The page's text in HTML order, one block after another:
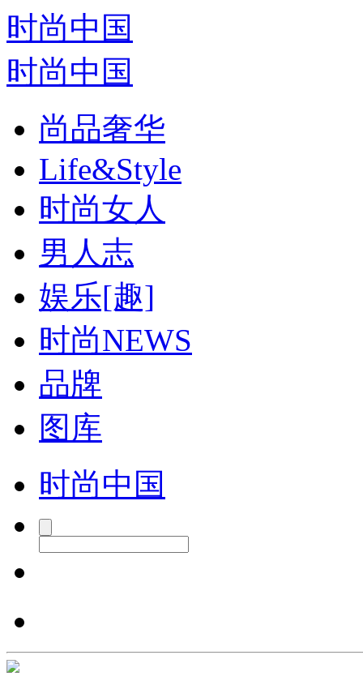
时尚中国
时尚中国
尚品奢华
Life&Style
时尚女人
男人志
娱乐[趣]
时尚NEWS
品牌
图库
时尚中国